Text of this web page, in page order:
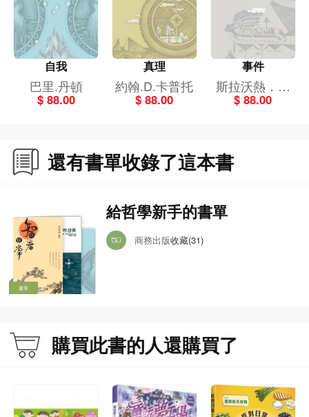
自我
巴里.丹頓
$ 88.00
真理
約翰.D.卡普托
$ 88.00
事件
斯拉沃熱．齊
澤克
$ 88.00
還有書單收錄了這本書
書單
給哲學新手的書單
商務出版收藏(31)
購買此書的人還購買了